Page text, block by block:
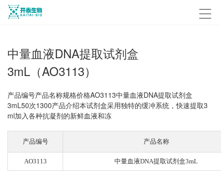
中量血液DNA提取试剂盒
3mL（AO3113）
产品编号产品名称规格价格AO3113中量血液DNA提取试剂盒
3mL50次1300产品介绍本试剂盒采用独特的缓冲系统，快速提取3
ml加入各种抗凝剂的新鲜血液和冻
产品编号 产品名称
AO3113 中量血液DNA提取试剂盒3mL